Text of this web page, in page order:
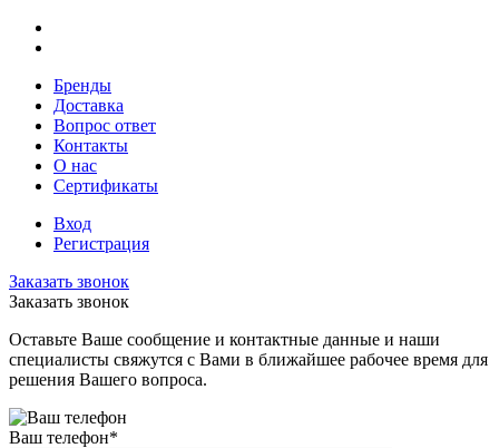
Бренды
Доставка
Вопрос ответ
Контакты
О нас
Сертификаты
Вход
Регистрация
Заказать звонок
Заказать звонок
Оставьте Ваше сообщение и контактные данные и наши
специалисты свяжутся с Вами в ближайшее рабочее время для
решения Вашего вопроса.
Ваш телефон*